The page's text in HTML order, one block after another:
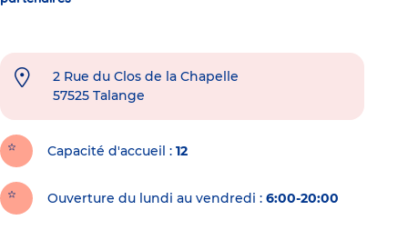
2 Rue du Clos de la Chapelle
57525 Talange
Capacité d'accueil 12
Ouverture du lundi au vendredi : 6:00-20:00